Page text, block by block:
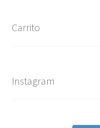
Carrito
Instagram